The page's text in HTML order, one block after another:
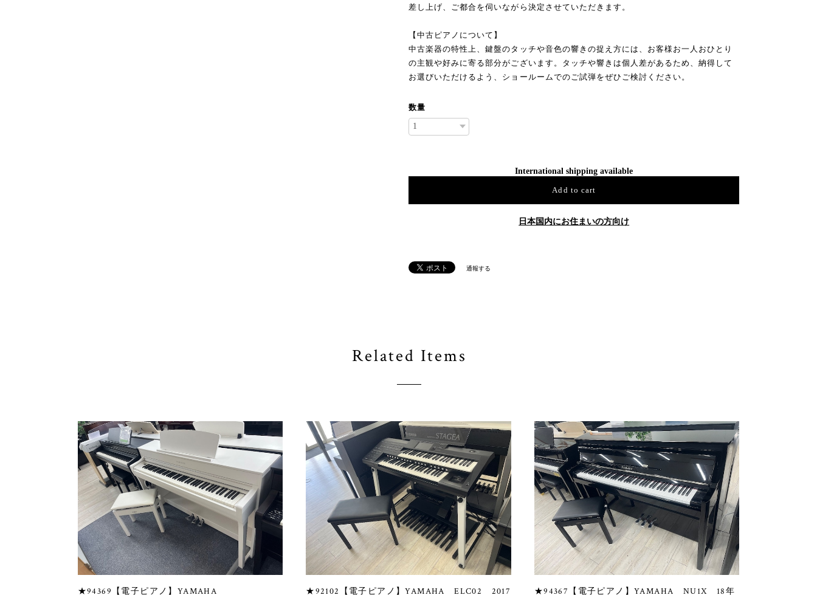
差し上げ、ご都合を伺いながら決定させていただきます。
【中古ピアノについて】
中古楽器の特性上、鍵盤のタッチや音色の響きの捉え方には、お客様お一人おひとり
の主観や好みに寄る部分がございます。タッチや響きは個人差があるため、納得して
お選びいただけるよう、ショールームでのご試弾をぜひご検討ください。
数量
International shipping available
Add to cart
日本国内にお住まいの方向け
通報する
Related Items
★94369【電子ピアノ】YAMAHA ★92102【電子ピアノ】YAMAHA ELC02 2017 ★94367【電子ピアノ】YAMAHA NU1X 18年